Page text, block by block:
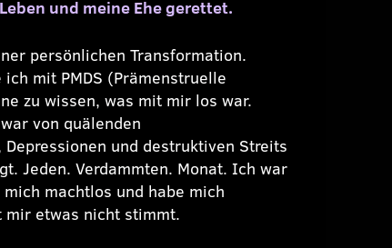
und meine Ehe gerettet.
persönlichen Transformation.
mit PMDS (Prämenstruelle
zu wissen, was mit mir los war.
von quälenden
und destruktiven Streits
Jeden. Verdammten. Monat. Ich war
machtlos und habe mich
etwas nicht stimmt.